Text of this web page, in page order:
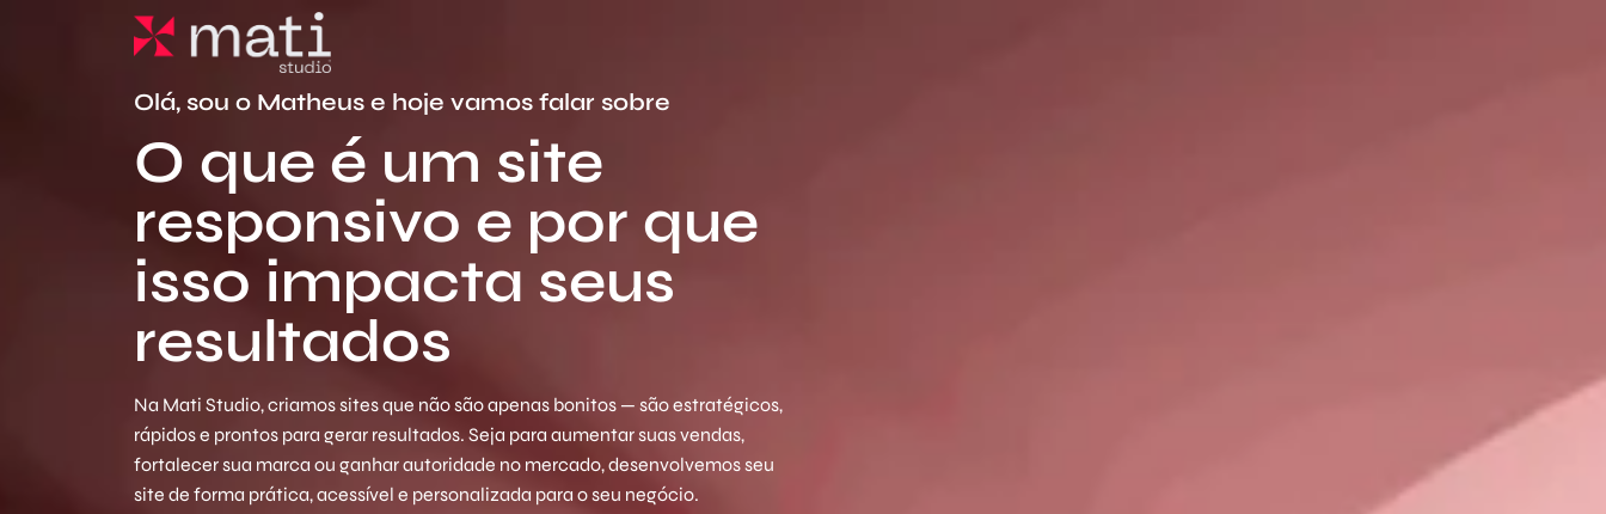
Olá, sou o Matheus e hoje vamos falar sobre
O que é um site
responsivo e por que
isso impacta seus
resultados
Na Mati Studio, criamos sites que não são apenas bonitos — são estratégicos,
rápidos e prontos para gerar resultados. Seja para aumentar suas vendas,
fortalecer sua marca ou ganhar autoridade no mercado, desenvolvemos seu
site de forma prática, acessível e personalizada para o seu negócio.